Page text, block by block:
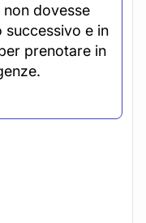
non dovesse
e in
prenotare in